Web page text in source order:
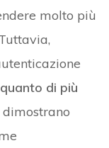
molto più
di più
dimostrano